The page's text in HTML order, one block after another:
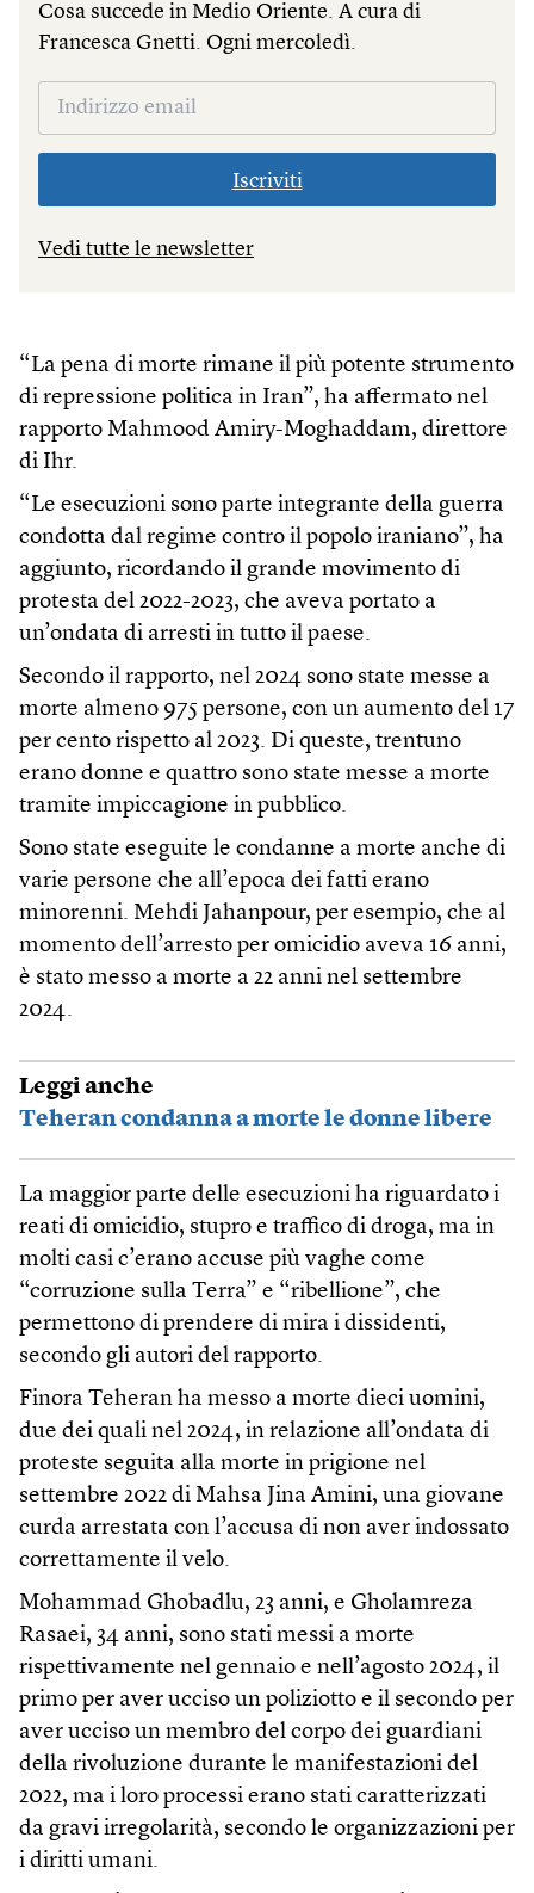
Cosa succede in Medio Oriente. A cura di
Francesca Gnetti. Ogni mercoledì.
Iscriviti
Vedi tutte le newsletter
“La pena di morte rimane il più potente strumento
di repressione politica in Iran”, ha affermato nel
rapporto Mahmood Amiry-Moghaddam, direttore
di Ihr.
“Le esecuzioni sono parte integrante della guerra
condotta dal regime contro il popolo iraniano”, ha
aggiunto, ricordando il grande movimento di
protesta del 2022-2023, che aveva portato a
un’ondata di arresti in tutto il paese.
Secondo il rapporto, nel 2024 sono state messe a
morte almeno 975 persone, con un aumento del 17
per cento rispetto al 2023. Di queste, trentuno
erano donne e quattro sono state messe a morte
tramite impiccagione in pubblico.
Sono state eseguite le condanne a morte anche di
varie persone che all’epoca dei fatti erano
minorenni. Mehdi Jahanpour, per esempio, che al
momento dell’arresto per omicidio aveva 16 anni,
è stato messo a morte a 22 anni nel settembre
2024.
Leggi anche
Teheran condanna a morte le donne libere
La maggior parte delle esecuzioni ha riguardato i
reati di omicidio, stupro e traffico di droga, ma in
molti casi c’erano accuse più vaghe come
“corruzione sulla Terra” e “ribellione”, che
permettono di prendere di mira i dissidenti,
secondo gli autori del rapporto.
Finora Teheran ha messo a morte dieci uomini,
due dei quali nel 2024, in relazione all’ondata di
proteste seguita alla morte in prigione nel
settembre 2022 di Mahsa Jina Amini, una giovane
curda arrestata con l’accusa di non aver indossato
correttamente il velo.
Mohammad Ghobadlu, 23 anni, e Gholamreza
Rasaei, 34 anni, sono stati messi a morte
rispettivamente nel gennaio e nell’agosto 2024, il
primo per aver ucciso un poliziotto e il secondo per
aver ucciso un membro del corpo dei guardiani
della rivoluzione durante le manifestazioni del
2022, ma i loro processi erano stati caratterizzati
da gravi irregolarità, secondo le organizzazioni per
i diritti umani.